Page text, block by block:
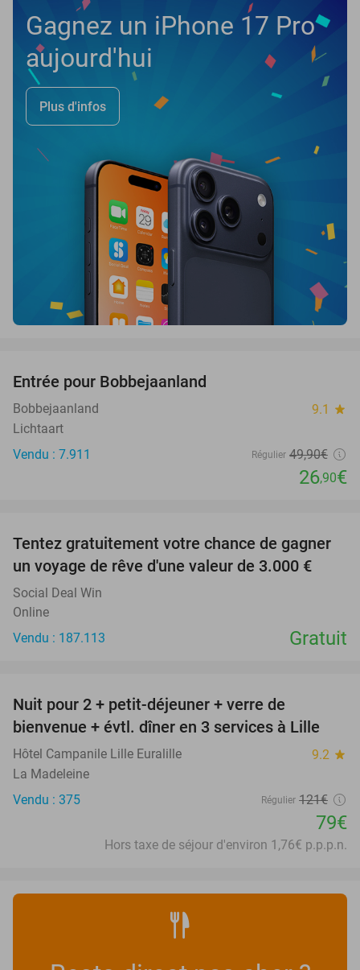
Gagnez un iPhone 17 Pro
aujourd'hui
Plus d'infos
Entrée pour Bobbejaanland
Bobbejaanland 9.1 star
Lichtaart
Vendu : 7.911
Régulier 49,90€
26,90€
Tentez gratuitement votre chance de gagner
un voyage de rêve d'une valeur de 3.000 €
Social Deal Win
Online
Vendu : 187.113
Gratuit
Nuit pour 2 + petit-déjeuner + verre de
bienvenue + évtl. dîner en 3 services à Lille
Hôtel Campanile Lille Euralille 9.2 star
La Madeleine
Vendu : 375
Régulier 121€
79€
Hors taxe de séjour d'environ 1,76€ p.p.p.n.